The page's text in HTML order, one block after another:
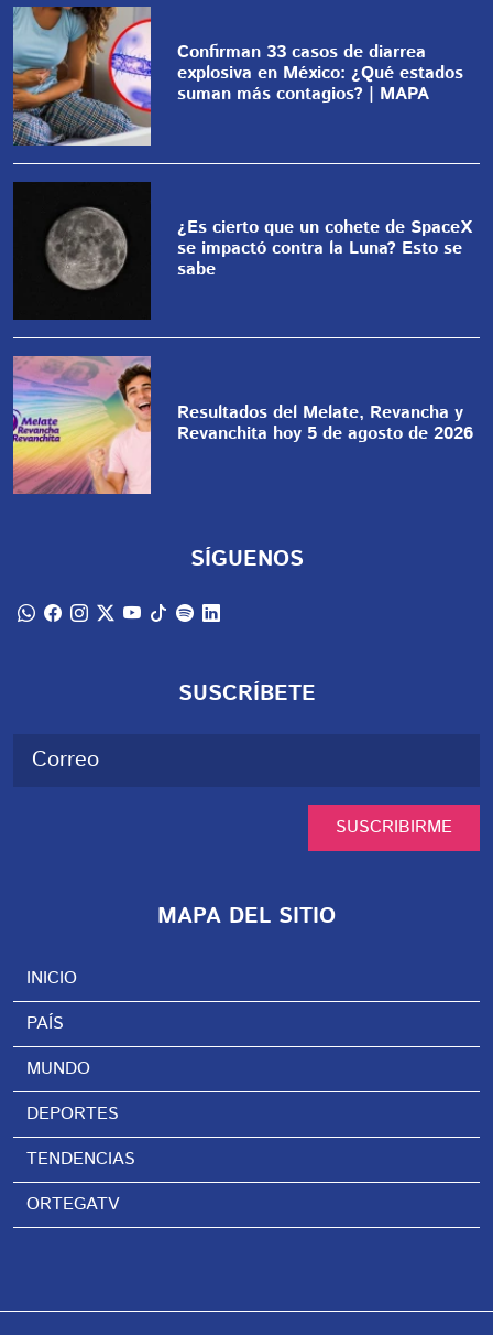
Confirman 33 casos de diarrea
explosiva en México: ¿Qué estados
suman más contagios? | MAPA
¿Es cierto que un cohete de SpaceX
se impactó contra la Luna? Esto se
sabe
Resultados del Melate, Revancha y
Revanchita hoy 5 de agosto de 2026
SÍGUENOS
SUSCRÍBETE
SUSCRIBIRME
MAPA DEL SITIO
INICIO
PAÍS
MUNDO
DEPORTES
TENDENCIAS
ORTEGATV